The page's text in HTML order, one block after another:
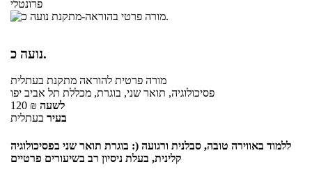
פרונטלי
נועה כ.
מורה פרטית להוראה מתקנת בעתלית
פסיכולוגיה, תואר שני, בוגרת, מכללת תל אביב יפו
120 ₪ לשעה
בעיר בעתלית
ללמוד באווירה טובה, סבלנית ורגועה (: בוגרת תואר שני בפסיכולוגיה
קלינית, בעלת ניסיון רב בשיעורים פרטיים